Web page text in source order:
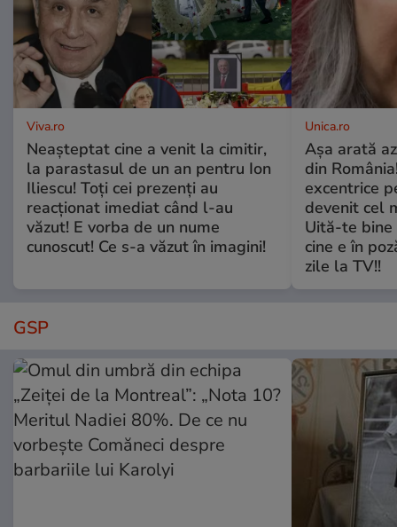
Viva.ro
Neașteptat cine a venit la cimitir,
la parastasul de un an pentru Ion
Iliescu! Toți cei prezenți au
reacționat imediat când l-au
văzut! E vorba de un nume
cunoscut! Ce s-a văzut în imagini!
Unica.ro
Așa arată
din
excentrice
devenit cel
Uită-te bine
cine e în
zile la TV!!
GSP